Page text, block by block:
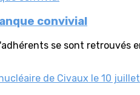
convivial
se sont retrouvés